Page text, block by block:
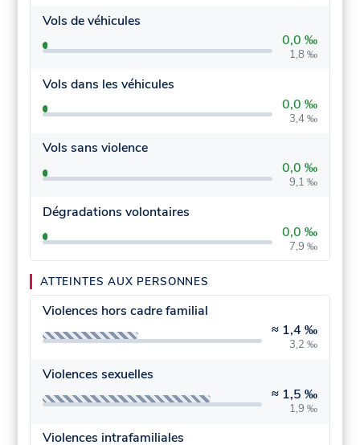
Vols de véhicules
0,0 ‰
1,8 ‰
Vols dans les véhicules
0,0 ‰
3,4 ‰
Vols sans violence
0,0 ‰
9,1 ‰
Dégradations volontaires
0,0 ‰
7,9 ‰
ATTEINTES AUX PERSONNES
Violences hors cadre familial
≈ 1,4 ‰
3,2 ‰
Violences sexuelles
≈ 1,5 ‰
1,9 ‰
Violences intrafamiliales